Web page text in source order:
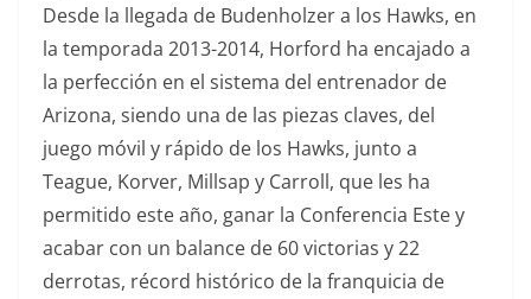
Desde la llegada de Budenholzer a los Hawks, en
la temporada 2013-2014, Horford ha encajado a
la perfección en el sistema del entrenador de
Arizona, siendo una de las piezas claves, del
juego móvil y rápido de los Hawks, junto a
Teague, Korver, Millsap y Carroll, que les ha
permitido este año, ganar la Conferencia Este y
acabar con un balance de 60 victorias y 22
derrotas, récord histórico de la franquicia de